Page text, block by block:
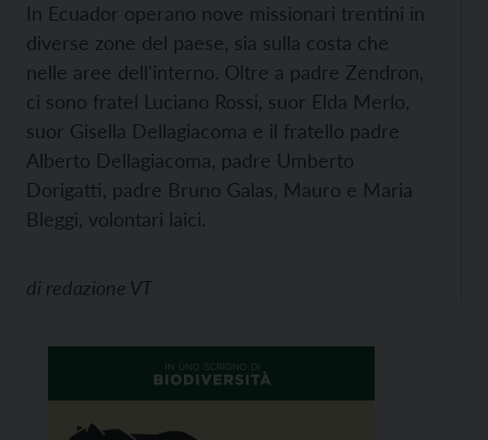
In Ecuador operano nove missionari trentini in
diverse zone del paese, sia sulla costa che
nelle aree dell'interno. Oltre a padre Zendron,
ci sono fratel Luciano Rossi, suor Elda Merlo,
suor Gisella Dellagiacoma e il fratello padre
Alberto Dellagiacoma, padre Umberto
Dorigatti, padre Bruno Galas, Mauro e Maria
Bleggi, volontari laici.
di redazione VT